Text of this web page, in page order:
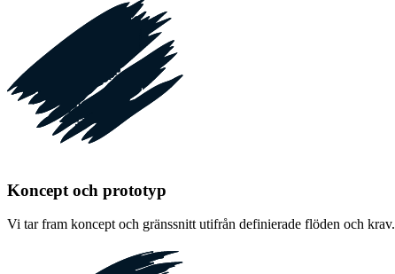
Koncept och prototyp
Vi tar fram koncept och gränssnitt utifrån definierade flöden och